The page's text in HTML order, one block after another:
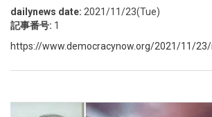
dailynews date: 2021/11/23(Tue)
記事番号: 1
https://www.democracynow.org/2021/11/